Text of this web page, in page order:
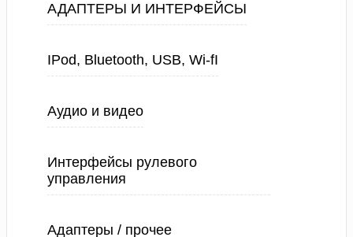
АДАПТЕРЫ И ИНТЕРФЕЙСЫ
IPod, Bluetooth, USB, Wi-fI
Аудио и видео
Интерфейсы рулевого
управления
Адаптеры / прочее